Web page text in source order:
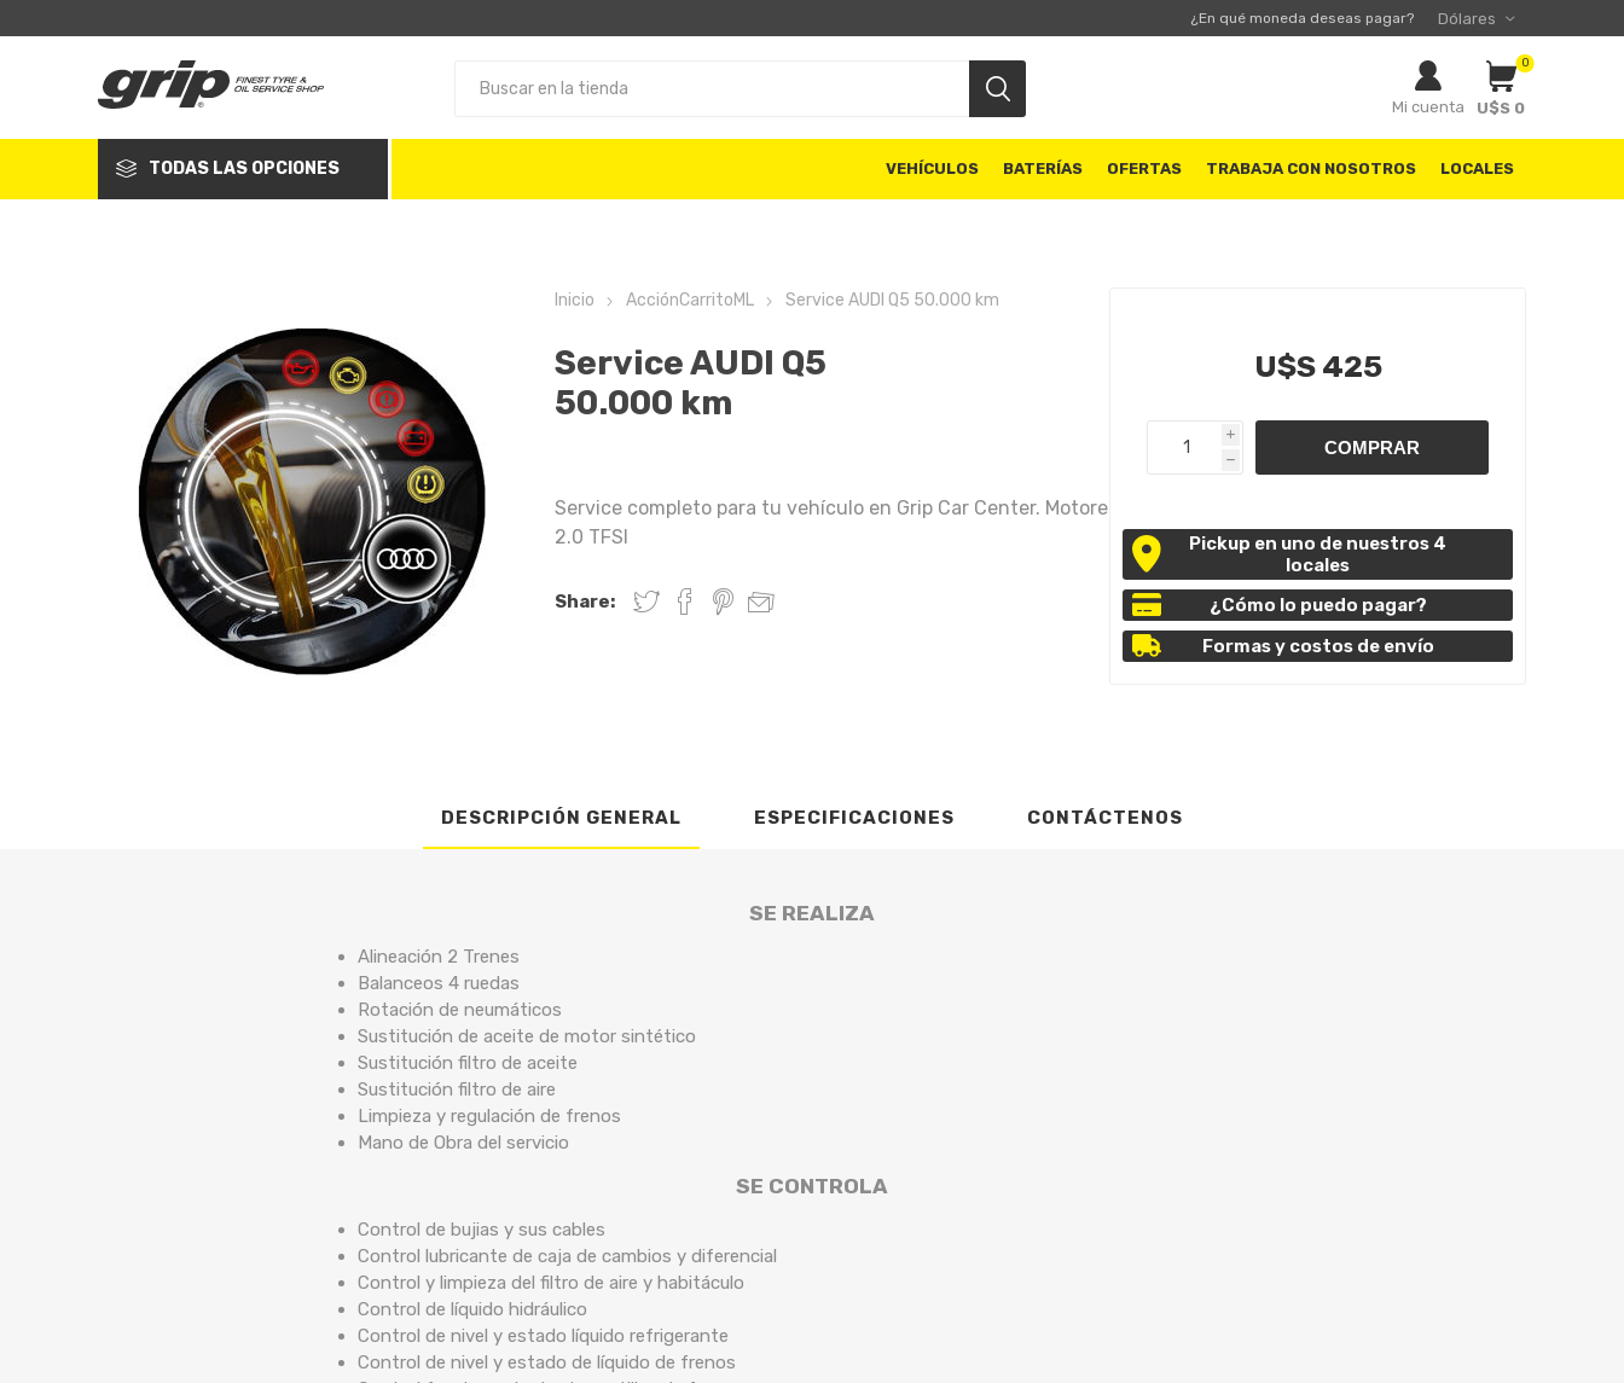
¿En qué moneda deseas pagar?
Mi cuenta
0
U$S 0
TODAS LAS OPCIONES VEHÍCULOS BATERÍAS OFERTAS TRABAJA CON NOSOTROS LOCALES
Inicio AcciónCarritoML Service AUDI Q5 50.000 km
Service AUDI Q5
50.000 km
Service completo para tu vehículo en Grip Car Center. Motores
2.0 TFSI
Share:
U$S 425
i
h
Pickup en uno de nuestros 4
locales
¿Cómo lo puedo pagar?
Formas y costos de envío
DESCRIPCIÓN GENERAL ESPECIFICACIONES CONTÁCTENOS
SE REALIZA
Alineación 2 Trenes
Balanceos 4 ruedas
Rotación de neumáticos
Sustitución de aceite de motor sintético
Sustitución filtro de aceite
Sustitución filtro de aire
Limpieza y regulación de frenos
Mano de Obra del servicio
SE CONTROLA
Control de bujias y sus cables
Control lubricante de caja de cambios y diferencial
Control y limpieza del filtro de aire y habitáculo
Control de líquido hidráulico
Control de nivel y estado líquido refrigerante
Control de nivel y estado de líquido de frenos